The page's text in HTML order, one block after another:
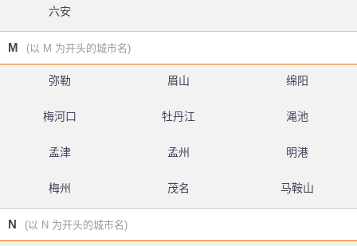
六安
M (以 M 为开头的城市名)
弥勒 眉山 绵阳
梅河口 牡丹江 渑池
孟津 孟州 明港
梅州 茂名 马鞍山
N (以 N 为开头的城市名)